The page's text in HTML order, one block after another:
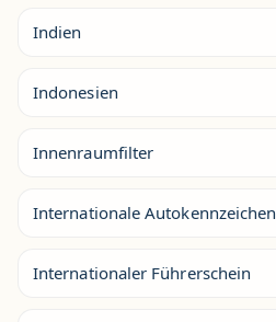
Indien
Indonesien
Innenraumfilter
Internationale Autokennzeichen
Internationaler Führerschein